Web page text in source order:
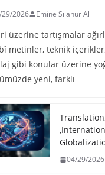
2026 Emine Sılanur Al
üzerine tartışmalar
metinler, teknik
gibi konular üzerine
yeni, farklı
04/29/2026